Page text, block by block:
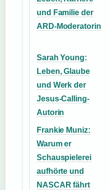
und Familie der
ARD-Moderatorin
Sarah Young:
Leben, Glaube
und Werk der
Jesus-Calling-
Autorin
Frankie Muniz:
Warum er
Schauspielerei
aufhörte und
NASCAR fährt